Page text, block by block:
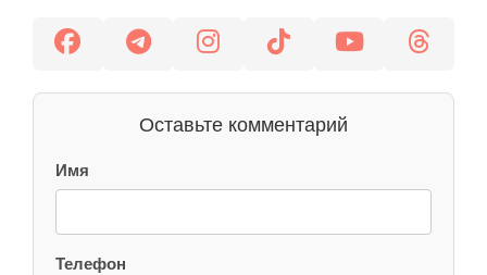
Оставьте комментарий
Имя
Телефон